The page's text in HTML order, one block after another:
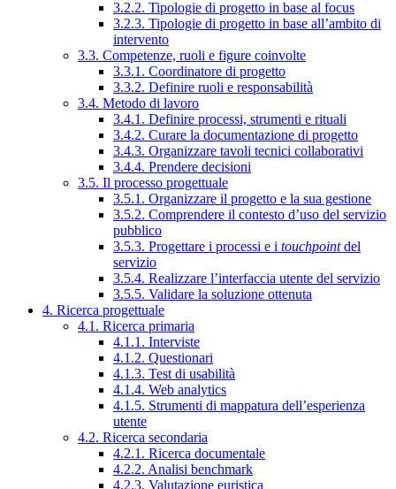
3.2.2. Tipologie di progetto in base al focus
3.2.3. Tipologie di progetto in base all’ambito di
intervento
3.3. Competenze, ruoli e figure coinvolte
3.3.1. Coordinatore di progetto
3.3.2. Definire ruoli e responsabilità
3.4. Metodo di lavoro
3.4.1. Definire processi, strumenti e rituali
3.4.2. Curare la documentazione di progetto
3.4.3. Organizzare tavoli tecnici collaborativi
3.4.4. Prendere decisioni
3.5. Il processo progettuale
3.5.1. Organizzare il progetto e la sua gestione
3.5.2. Comprendere il contesto d’uso del servizio
pubblico
3.5.3. Progettare i processi e i touchpointdel
servizio
3.5.4. Realizzare l’interfaccia utente del servizio
3.5.5. Validare la soluzione ottenuta
4. Ricerca progettuale
4.1. Ricerca primaria
4.1.1. Interviste
4.1.2. Questionari
4.1.3. Test di usabilità
4.1.4. Web analytics
4.1.5. Strumenti di mappatura dell’esperienza
utente
4.2. Ricerca secondaria
4.2.1. Ricerca documentale
4.2.2. Analisi benchmark
4.2.3. Valutazione euristica